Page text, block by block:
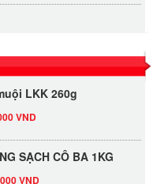
xí muội LKK 260g
LKK 260g
SẠCH CÔ BA 1KG